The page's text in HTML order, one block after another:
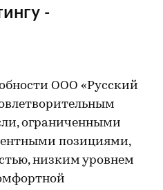
-
ООО «Русский
ограниченными
позициями,
низким уровнем